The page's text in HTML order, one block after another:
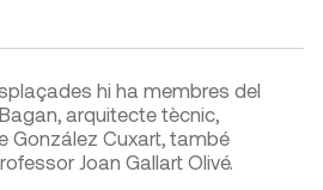
hi ha membres del
Bagan, arquitecte tècnic,
González Cuxart, també
Joan Gallart Olivé.